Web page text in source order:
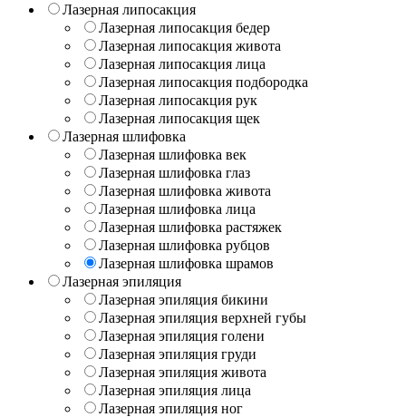
Лазерная липосакция
Лазерная липосакция бедер
Лазерная липосакция живота
Лазерная липосакция лица
Лазерная липосакция подбородка
Лазерная липосакция рук
Лазерная липосакция щек
Лазерная шлифовка
Лазерная шлифовка век
Лазерная шлифовка глаз
Лазерная шлифовка живота
Лазерная шлифовка лица
Лазерная шлифовка растяжек
Лазерная шлифовка рубцов
Лазерная шлифовка шрамов
Лазерная эпиляция
Лазерная эпиляция бикини
Лазерная эпиляция верхней губы
Лазерная эпиляция голени
Лазерная эпиляция груди
Лазерная эпиляция живота
Лазерная эпиляция лица
Лазерная эпиляция ног